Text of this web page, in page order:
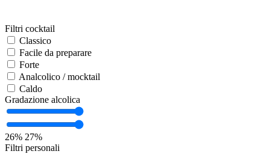
Filtri cocktail
Classico
Facile da preparare
Forte
Analcolico / mocktail
Caldo
Gradazione alcolica
26% 27%
Filtri personali